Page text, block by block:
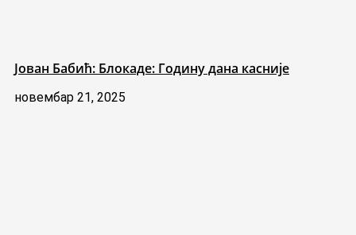
Јован Бабић: Блокаде: Годину дана касније
новембар 21, 2025